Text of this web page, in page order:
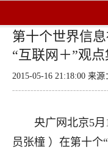
第十个世界信
“互联网＋”观
2015-05-16 21:18:00 来源
央广网北京5
员张橦 ）在第十个